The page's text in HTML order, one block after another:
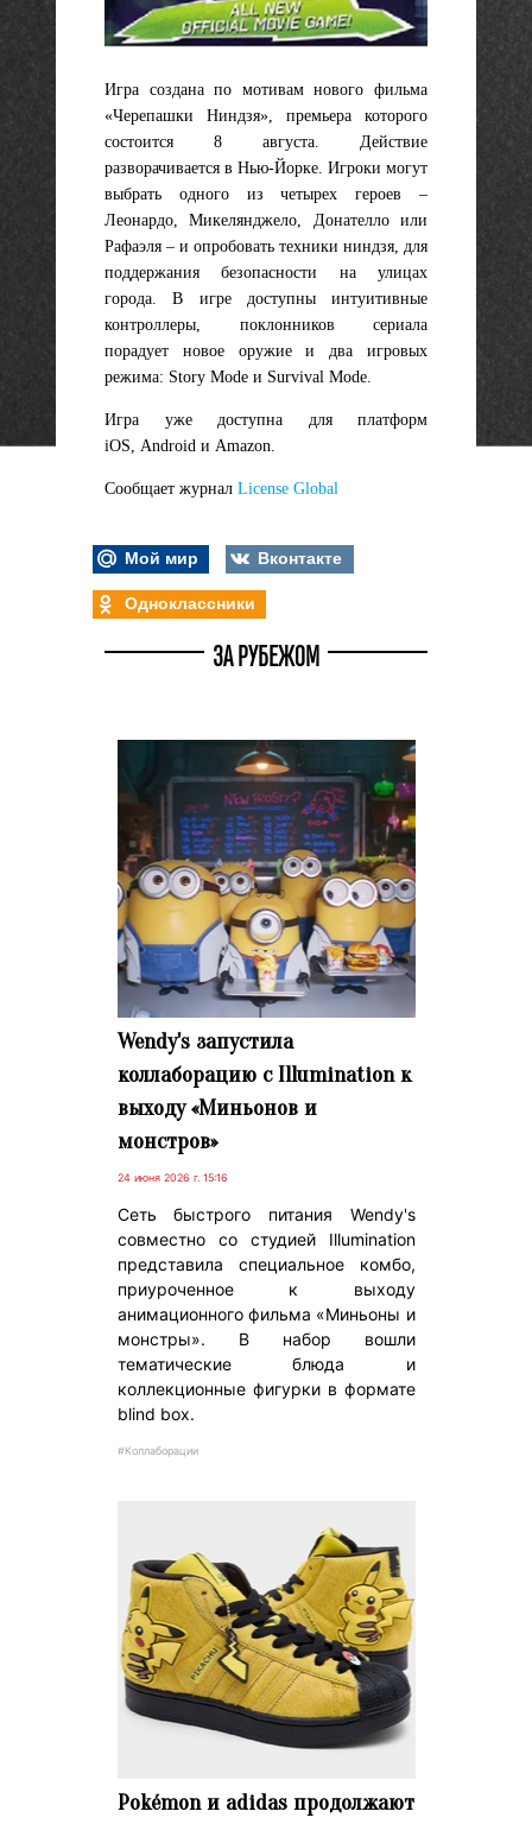
Игра создана по мотивам нового фильма
«Черепашки Ниндзя», премьера которого
состоится 8 августа. Действие
разворачивается в Нью-Йорке. Игроки могут
выбрать одного из четырех героев –
Леонардо, Микелянджело, Донателло или
Рафаэля – и опробовать техники ниндзя, для
поддержания безопасности на улицах
города. В игре доступны интуитивные
контроллеры, поклонников сериала
порадует новое оружие и два игровых
режима: Story Mode и Survival Mode.
Игра уже доступна для платформ
iOS, Android и Amazon.
Сообщает журнал License Global
Мой мир
Вконтакте
Одноклассники
ЗА РУБЕЖОМ
Wendy's запустила
коллаборацию с Illumination к
выходу «Миньонов и
монстров»
24 июня 2026 г. 15:16
Сеть быстрого питания Wendy's
совместно со студией Illumination
представила специальное комбо,
приуроченное к выходу
анимационного фильма «Миньоны и
монстры». В набор вошли
тематические блюда и
коллекционные фигурки в формате
blind box.
#Коллаборации
Pokémon и adidas продолжают